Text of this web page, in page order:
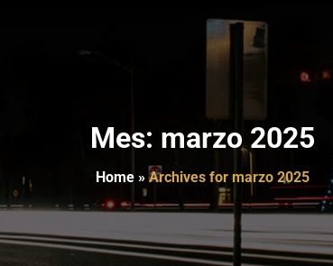
Mes: marzo 2025
Home» Archives for marzo 2025